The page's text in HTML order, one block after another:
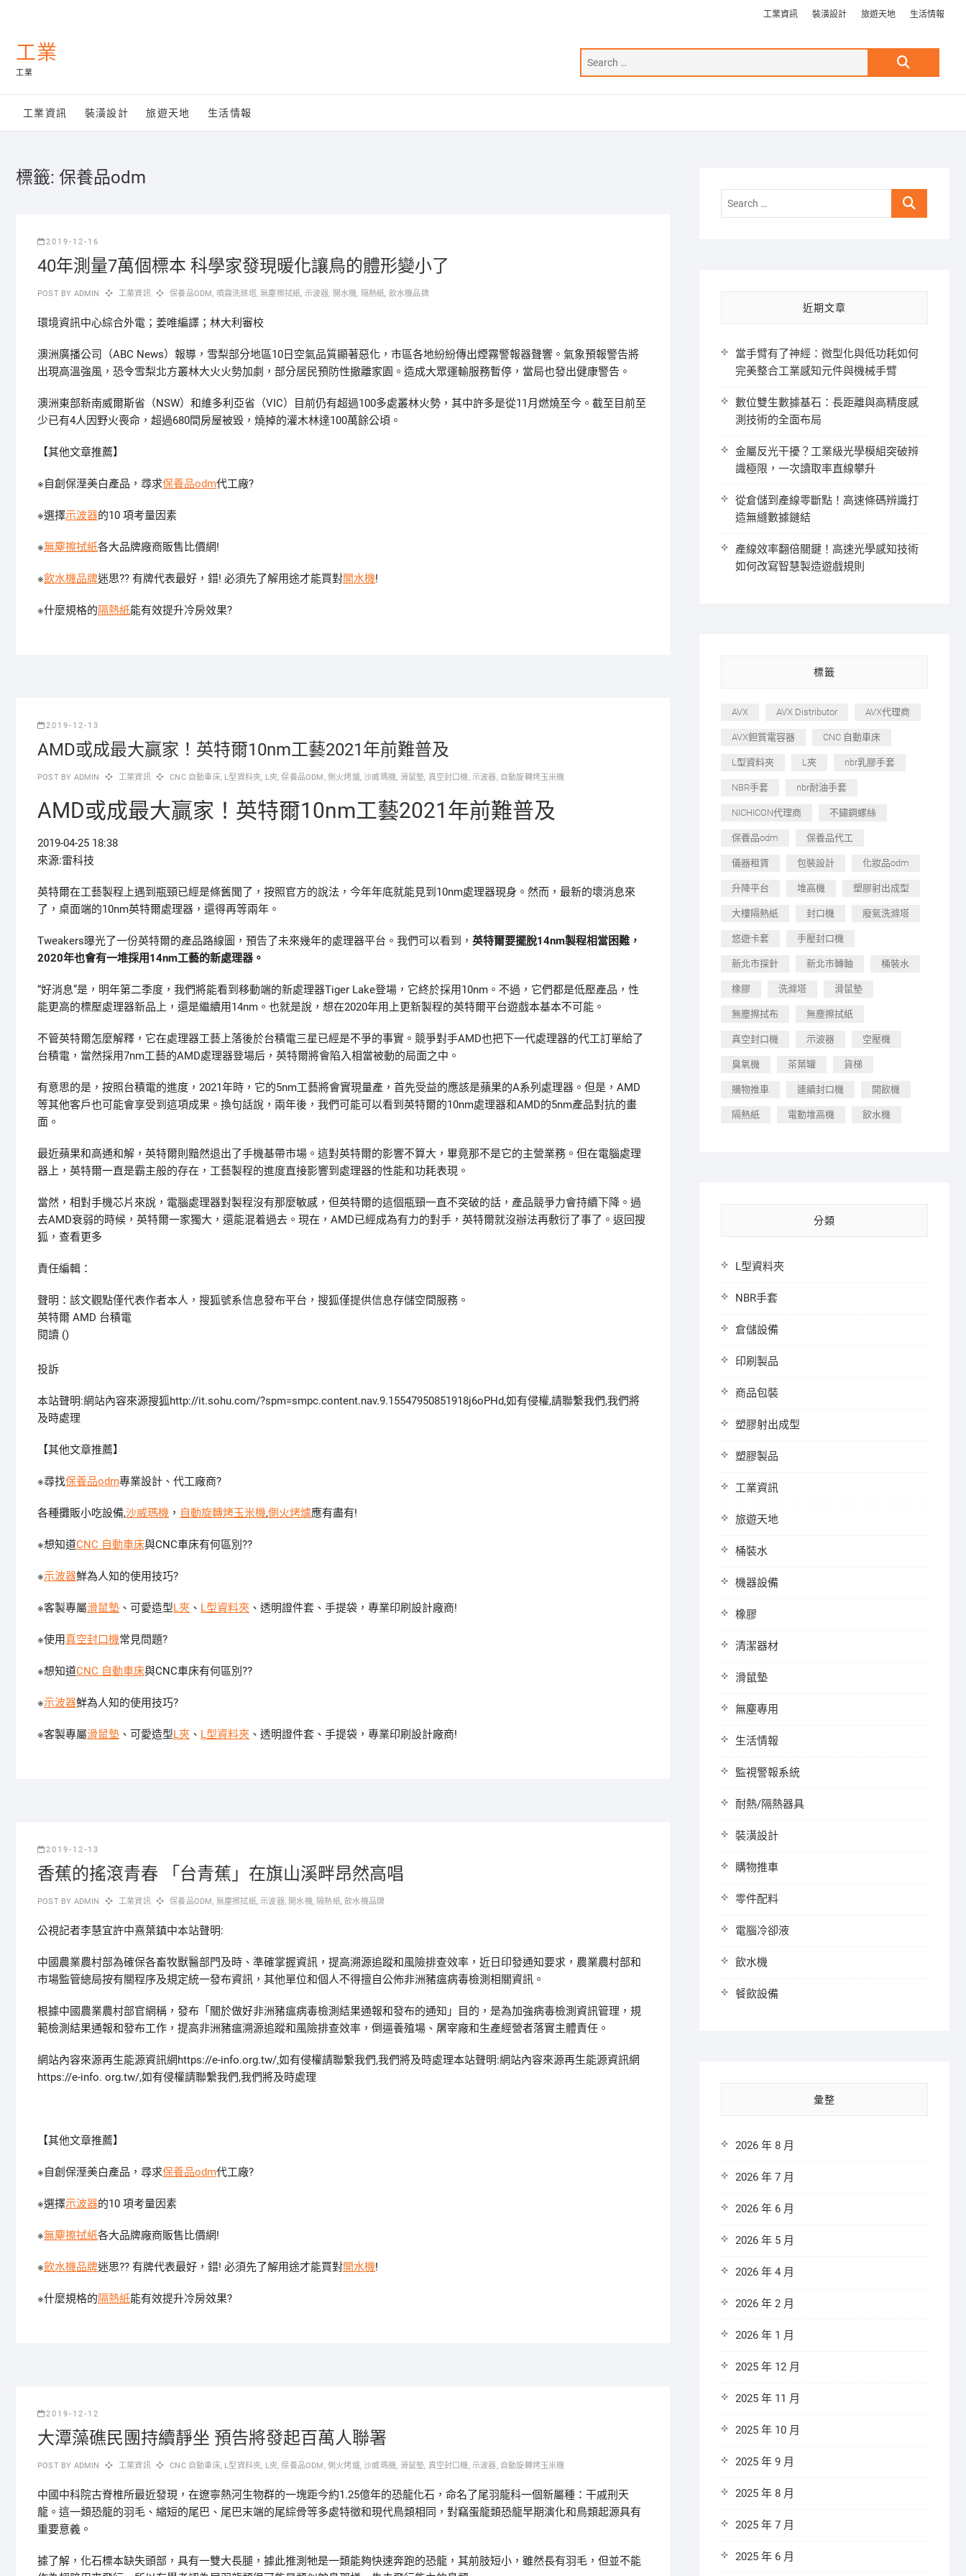
content
工業資訊 裝潢設計 旅遊天地 生活情報
工業
工業
Search
工業資訊 裝潢設計 旅遊天地 生活情報
標籤: 保養品odm
2019-12-16
40年測量7萬個標本 科學家發現暖化讓鳥的體形變小了
POST BY ADMIN 工業資訊 保養品ODM, 噴霧洗滌塔,無塵擦拭紙, 示波器, 開水機, 隔熱紙, 飲水機品牌
環境資訊中心綜合外電；姜唯編譯；林大利審校
澳洲廣播公司（ABC News）報導，雪梨部分地區10日空氣品質顯著惡化，市區各地紛紛傳出煙霧警報器聲響。 氣象預報警告將
出現高溫強風，恐令雪梨北方叢林大火火勢加劇，部分居民預防性撤離家園。 造成大眾運輸服務暫停，當局也發出健康警告。
澳洲東部新南威爾斯省（NSW）和維多利亞省（VIC）目前仍有超過100多處叢林火勢，其中許多是從11月燃燒至今。 截至目前至
少已有4人因野火喪命，超過680間房屋被毀，燒掉的灌木林達100萬餘公頃。
【其他文章推薦】
※自創保溼美白產品，尋求保養品odm代工廠?
※選擇示波器的10 項考量因素
※無塵擦拭紙各大品牌廠商販售比價網!
※飲水機品牌迷思?? 有牌代表最好，錯! 必須先了解用途才能買對開水機!
※什麼規格的隔熱紙能有效提升冷房效果?
2019-12-13
AMD或成最大贏家！英特爾10nm工藝2021年前難普及
POST BY ADMIN 工業資訊 CNC 自動車床, L型資料夾, L夾,保養品ODM,側火烤爐,沙威瑪機, 滑鼠墊, 真空封口機, 示波器, 自動旋轉烤玉米機
AMD或成最大贏家！英特爾10nm工藝2021年前難普及
2019-04-25 18:38
來源:雷科技
英特爾在工藝製程上遇到瓶頸已經是條舊聞了，按照官方的說法，今年年底就能見到10nm處理器現身。然而，最新的壞消息來
了，桌面端的10nm英特爾處理器，還得再等兩年。
Tweakers曝光了一份英特爾的產品路線圖，預告了未來幾年的處理器平台。我們可以看到， 英特爾要擺脫14nm製程相當困難，
2020年也會有一堆採用14nm工藝的新處理器。
“好消息”是，明年第二季度，我們將能看到移動端的新處理器Tiger Lake登場，它終於採用10nm。不過，它們都是低壓產品，性
能更高的標壓處理器新品上，還是繼續用14nm。也就是說，想在2020年用上更新製程的英特爾平台遊戲本基本不可能。
不管英特爾怎麼解釋，它在處理器工藝上落後於台積電三星已經是不爭的事實。競爭對手AMD也把下一代處理器的代工訂單給了
台積電，當然採用7nm工藝的AMD處理器登場后，英特爾將會陷入相當被動的局面之中。
有意思的是，按照台積電的進度，2021年時，它的5nm工藝將會實現量產，首先受益的應該是蘋果的A系列處理器。但是，AMD
等其他客戶也可能會享受到這項成果。換句話說，兩年後，我們可能可以看到英特爾的10nm處理器和AMD的5nm產品對抗的畫
面。
最近蘋果和高通和解，英特爾則黯然退出了手機基帶市場。這對英特爾的影響不算大，畢竟那不是它的主營業務。但在電腦處理
器上，英特爾一直是霸主般的存在，工藝製程的進度直接影響到處理器的性能和功耗表現。
當然，相對手機芯片來說，電腦處理器對製程沒有那麼敏感，但英特爾的這個瓶頸一直不突破的話，產品競爭力會持續下降。過
去AMD衰弱的時候，英特爾一家獨大，還能混着過去。現在，AMD已經成為有力的對手，英特爾就沒辦法再敷衍了事了。 返回搜
狐，查看更多
責任編輯：
聲明：該文觀點僅代表作者本人，搜狐號系信息發布平台，搜狐僅提供信息存儲空間服務。
英特爾 AMD 台積電
閱讀 ()
投訴
本站聲明:網站內容來源搜狐http://it.sohu.com/?spm=smpc.content.nav.9.15547950851918j6oPHd,如有侵權,請聯繫我們,我們將
及時處理
【其他文章推薦】
※尋找保養品odm專業設計、代工廠商?
各種攤販小吃設備,沙威瑪機 ， 自動旋轉烤玉米機,側火烤爐應有盡有!
※想知道CNC 自動車床與CNC車床有何區別??
※示波器鮮為人知的使用技巧?
※客製專屬滑鼠墊 、可愛造型L夾 、 L型資料夾 、透明證件套、手提袋，專業印刷設計廠商!
※使用真空封口機常見問題?
※想知道CNC 自動車床與CNC車床有何區別??
※示波器鮮為人知的使用技巧?
※客製專屬滑鼠墊 、可愛造型L夾 、 L型資料夾 、透明證件套、手提袋，專業印刷設計廠商!
2019-12-13
香蕉的搖滾青春 「台青蕉」在旗山溪畔昂然高唱
POST BY ADMIN 工業資訊 保養品ODM, 無塵擦拭紙,示波器, 開水機, 隔熱紙,飲水機品牌
公視記者李慧宜許中熹葉鎮中本站聲明:
中國農業農村部為確保各畜牧獸醫部門及時、準確掌握資訊，提高溯源追蹤和風險排查效率，近日印發通知要求，農業農村部和
市場監管總局按有關程序及規定統一發布資訊，其他單位和個人不得擅自公佈非洲豬瘟病毒檢測相關資訊。
根據中國農業農村部官網稱，發布「關於做好非洲豬瘟病毒檢測結果通報和發布的通知」目的，是為加強病毒檢測資訊管理，規
範檢測結果通報和發布工作，提高非洲豬瘟溯源追蹤和風險排查效率，倒逼養殖場、屠宰廠和生產經營者落實主體責任。
網站內容來源再生能源資訊網https://e-info.org.tw/,如有侵權請聯繫我們,我們將及時處理本站聲明:網站內容來源再生能源資訊網
https://e-info. org.tw/,如有侵權請聯繫我們,我們將及時處理
【其他文章推薦】
※自創保溼美白產品，尋求保養品odm代工廠?
※選擇示波器的10 項考量因素
※無塵擦拭紙各大品牌廠商販售比價網!
※飲水機品牌迷思?? 有牌代表最好，錯! 必須先了解用途才能買對開水機!
※什麼規格的隔熱紙能有效提升冷房效果?
2019-12-12
大潭藻礁民團持續靜坐 預告將發起百萬人聯署
POST BY ADMIN 工業資訊 CNC 自動車床, L型資料夾, L夾,保養品ODM,側火烤爐,沙威瑪機, 滑鼠墊, 真空封口機, 示波器, 自動旋轉烤玉米機
中國中科院古脊椎所最近發現，在遼寧熱河生物群的一塊距今約1.25億年的恐龍化石，命名了尾羽龍科一個新屬種：干戚刑天
龍。 這一類恐龍的羽毛、縮短的尾巴、尾巴末端的尾綜骨等多處特徵和現代鳥類相同，對竊蛋龍類恐龍早期演化和鳥類起源具有
重要意義。
據了解，化石標本缺失頭部，具有一雙大長腿，據此推測牠是一類能夠快速奔跑的恐龍，其前肢短小，雖然長有羽毛，但並不能
Search
近期文章
當手臂有了神經：微型化與低功耗如何
完美整合工業感知元件與機械手臂
數位雙生數據基石：長距離與高精度感
測技術的全面布局
金屬反光干擾？工業級光學模組突破辨
識極限，一次讀取率直線攀升
從倉儲到產線零斷點！高速條碼辨識打
造無縫數據鏈結
產線效率翻倍關鍵！高速光學感知技術
如何改寫智慧製造遊戲規則
標籤
AVX AVX Distributor AVX代理商
AVX鉭質電容器 CNC 自動車床
L型資料夾 L夾 nbr乳膠手套
NBR手套 nbr耐油手套
NICHICON代理商 不鏽鋼螺絲
保養品odm 保養品代工
儀器租賃 包裝設計 化妝品odm
升降平台 堆高機 塑膠射出成型
大樓隔熱紙 封口機 廢氣洗滌塔
悠遊卡套 手壓封口機
新北市探針 新北市轉軸 桶裝水
橡膠 洗滌塔 滑鼠墊
無塵擦拭布 無塵擦拭紙
真空封口機 示波器 空壓機
臭氧機 茶葉罐 貨梯
購物推車 連續封口機 開飲機
隔熱紙 電動堆高機 飲水機
分類
L型資料夾
NBR手套
倉儲設備
印刷製品
商品包裝
塑膠射出成型
塑膠製品
工業資訊
旅遊天地
桶裝水
機器設備
橡膠
清潔器材
滑鼠墊
無塵專用
生活情報
監視警報系統
耐熱/隔熱器具
裝潢設計
購物推車
零件配料
電腦冷卻液
飲水機
餐飲設備
彙整
2026 年 8 月
2026 年 7 月
2026 年 6 月
2026 年 5 月
2026 年 4 月
2026 年 2 月
2026 年 1 月
2025 年 12 月
2025 年 11 月
2025 年 10 月
2025 年 9 月
2025 年 8 月
2025 年 7 月
2025 年 6 月